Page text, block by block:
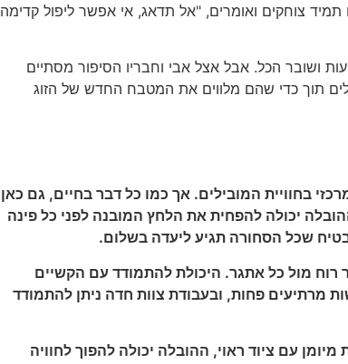
צוחקים ואומרים, "אל תדאג, אי אפשר ליפול קדימה
ושובר הכל. אבל אצל אבי וחבריו הסיפור מסתיים
תוך כדי שהם מלווים את המטבח החדש של הזוג
בחוויית המובילים. אך כמו כל דבר בחיים, גם כאן
יכולה להפחית את הלחץ המובנה לפני כל פינה
שכל הסחורה תגיע ליעדה בשלום.
רוח מול כל אתגר. היכולת להתמודד עם הקשיים
מרתיעים פחות, ובעבודת צוות חדה ניתן להתמודד
עם ציוד ראוי, ההובלה יכולה להפוך לחוויה